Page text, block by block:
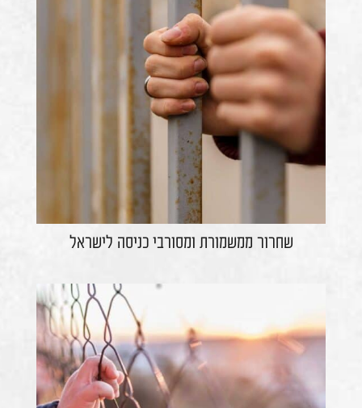
שחרור ממשמורת ומסורבי כניסה לישראל